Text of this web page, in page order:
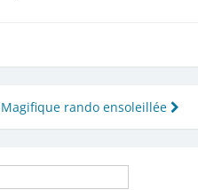
Magifique rando ensoleillée